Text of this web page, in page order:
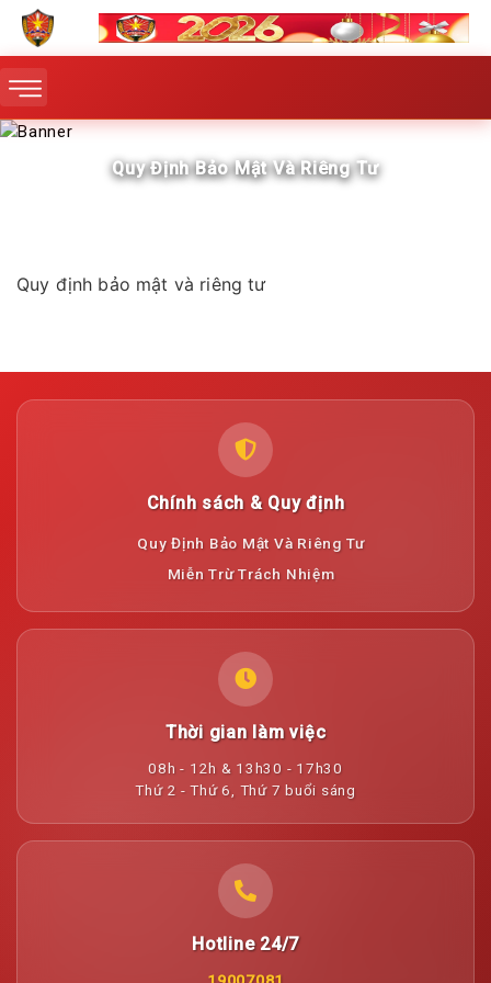
Quy Định Bảo Mật Và Riêng Tư
Quy định bảo mật và riêng tư
Chính sách & Quy định
Quy Định Bảo Mật Và Riêng Tư
Miễn Trừ Trách Nhiệm
Thời gian làm việc
08h - 12h & 13h30 - 17h30
Thứ 2 - Thứ 6, Thứ 7 buổi sáng
Hotline 24/7